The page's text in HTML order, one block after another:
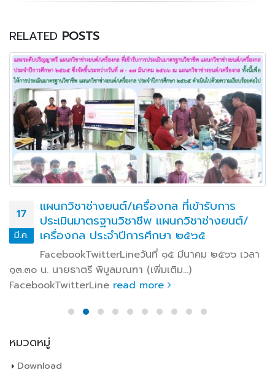
RELATED POSTS
17
มี.ค.
แผนกวิชาช่างยนต์/เครื่องกล ที่เข้ารับการ
ประเมินมาตรฐานวิชาชีพ แผนกวิชาช่างยนต์/
เครื่องกล ประจำปีการศึกษา ๒๕๖๕
FacebookTwitterLineวันที่ ๑๕ มีนาคม ๒๕๖๖ เวลา
๑๓.๓๐ น. นายธาตรี พิบูลมณฑา (เพิ่มเติม…)
FacebookTwitterLine read more
หมวดหมู่
Download